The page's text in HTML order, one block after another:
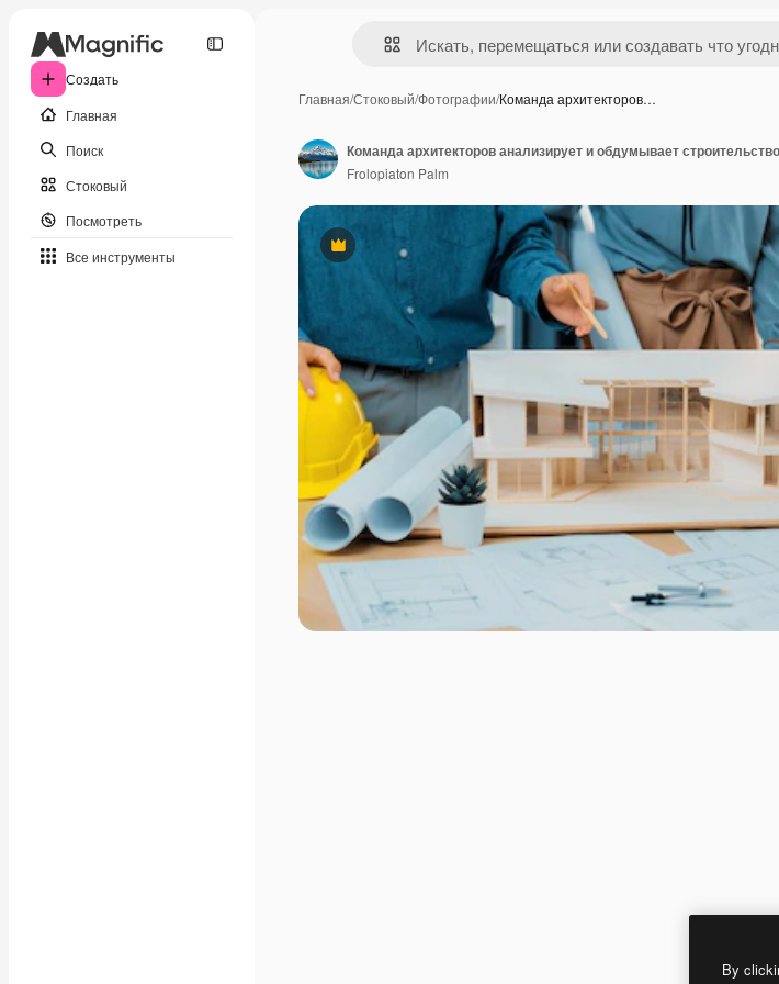
Создать
Главная
Поиск
Стоковый
Посмотреть
Все инструменты
Главная/Стоковый/Фотографии/Команда архитекторов…
Премиум
Команда архитекторов анализирует и обдумывает
Frolopiaton Palm
By